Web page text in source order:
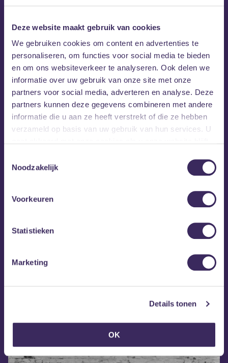
Deze website maakt gebruik van cookies
We gebruiken cookies om content en advertenties te
personaliseren, om functies voor social media te bieden
en om ons websiteverkeer te analyseren. Ook delen we
informatie over uw gebruik van onze site met onze
partners voor social media, adverteren en analyse. Deze
partners kunnen deze gegevens combineren met andere
informatie die u aan ze heeft verstrekt of die ze hebben
verzameld op basis van uw gebruik van hun services. U
Noodzakelijk
Voorkeuren
Statistieken
Marketing
Details tonen
OK
Dalton Mills
Dalton Mills creëert verhalen die je tot de laatste
noot blijft boeien. Na zijn vijfsterren-Altcountry-debuut
bracht de singer-songwriter dit jaar het album “Good
Place To Hide” uit. Met zijn plaat verweeft Mills verhalen
en poëzie met een geheel eigen geluid.
Townes Van Zandt heeft Mills zijn capaciteiten als
songwriter verbeterd. Hij schrijft liedjes die, net als zijn
In combinatie met zijn uitstekende picking is hij in staat
Dalton Mills op Facebook
Dalton Mills op Instagram